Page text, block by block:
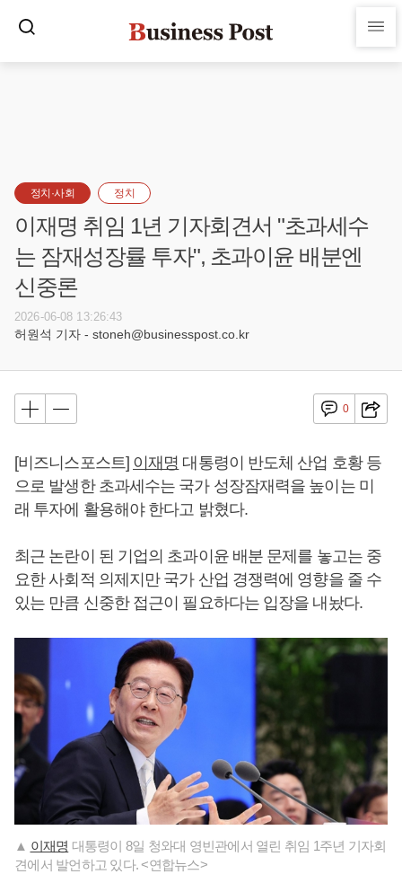
정치·사회 정치
이재명 취임 1년 기자회견서 "초과세수
는 잠재성장률 투자", 초과이윤 배분엔
신중론
2026-06-08 13:26:43
허원석 기자 - stoneh@businesspost.co.kr
0
[비즈니스포스트] 이재명 대통령이 반도체 산업 호황 등
으로 발생한 초과세수는 국가 성장잠재력을 높이는 미
래 투자에 활용해야 한다고 밝혔다.
최근 논란이 된 기업의 초과이윤 배분 문제를 놓고는 중
요한 사회적 의제지만 국가 산업 경쟁력에 영향을 줄 수
있는 만큼 신중한 접근이 필요하다는 입장을 내놨다.
▲ 이재명 대통령이 8일 청와대 영빈관에서 열린 취임 1주년 기자회
견에서 발언하고 있다. <연합뉴스>